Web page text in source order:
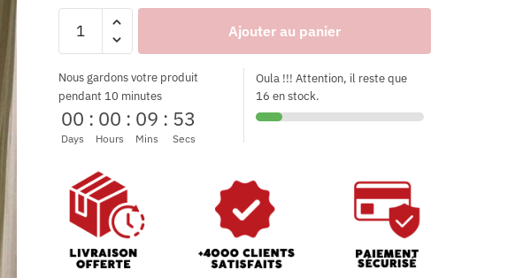
Ajouter au panier
Nous gardons votre produit
pendant 10 minutes
00
Days
: 00
Hours
: 09
Mins
: 51
Secs
Oula !!! Attention, il reste que
16 en stock.